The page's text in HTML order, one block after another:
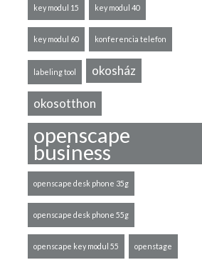
key modul 15 key modul 40
key modul 60 konferencia telefon
labeling tool okosház
okosotthon
openscape
business
openscape desk phone 35g
openscape desk phone 55g
openscape key modul 55 openstage